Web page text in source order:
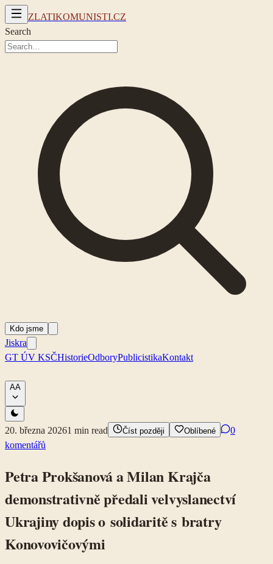
ZLATIKOMUNISTI.CZ
Search
Kdo jsme
Jiskra
GT ÚV KSČHistorieOdboryPublicistikaKontakt
AA
20. března 20261 min read Číst později Oblíbené
0
komentářů
Petra Prokšanová a Milan Krajča
demonstrativně předali velvyslanectví
Ukrajiny dopis o solidaritě s bratry
Konovovičovými